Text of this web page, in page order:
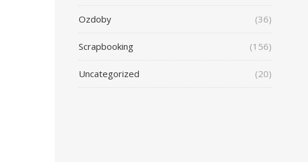
Ozdoby (36)
Scrapbooking (156)
Uncategorized (20)